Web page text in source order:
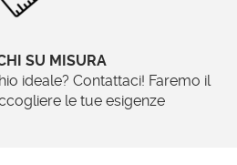
e dal taglio di tronchi di
caratterizzano tutto il
specchiere barocche.
SU MISURA
ideale? Contattaci! Faremo il
le tue esigenze